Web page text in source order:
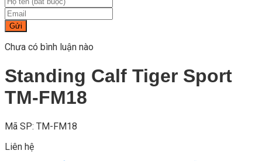
Gửi
Chưa có bình luận nào
Standing Calf Tiger Sport
TM-FM18
Mã SP: TM-FM18
Liên hệ